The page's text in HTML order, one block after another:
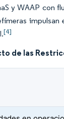
y WAAP con
impulsan
[4]
de las